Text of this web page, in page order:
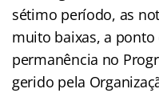
sétimo período, as
muito baixas, a ponto
permanência no
gerido pela